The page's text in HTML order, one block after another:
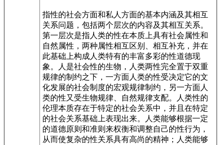
指性的社会方面和私人方面的基本内涵及其相互
关系问题，包括两个层次的内容及其相互关系。
第一层次是指人类的性在本质上具有社会属性和
自然属性，两种属性相互区别、相互补充，并在
此基础上构成人类特有的丰富多彩的性道德现
象。人是社会性的生物，人类两性完全置于双重
规律的制约之下，一方面人类的性受决定它的文
化发展的社会制度的宏观规律制约，另一方面人
类的性又受生物规律、自然规律支配。人类性的
伦理本质存在于特定的社会关系中，并且在特定
的社会关系基础上表现出来。人类能够根据一定
的道德原则和准则来权衡和调整自己的性行为，
从而使复杂的性关系具有高尚的精神；人类能够